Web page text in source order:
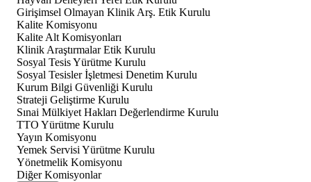
Girişimsel Olmayan Klinik Arş. Etik Kurulu
Kalite Komisyonu
Kalite Alt Komisyonları
Klinik Araştırmalar Etik Kurulu
Sosyal Tesis Yürütme Kurulu
Sosyal Tesisler İşletmesi Denetim Kurulu
Kurum Bilgi Güvenliği Kurulu
Strateji Geliştirme Kurulu
Sınai Mülkiyet Hakları Değerlendirme Kurulu
TTO Yürütme Kurulu
Yayın Komisyonu
Yemek Servisi Yürütme Kurulu
Yönetmelik Komisyonu
Diğer Komisyonlar